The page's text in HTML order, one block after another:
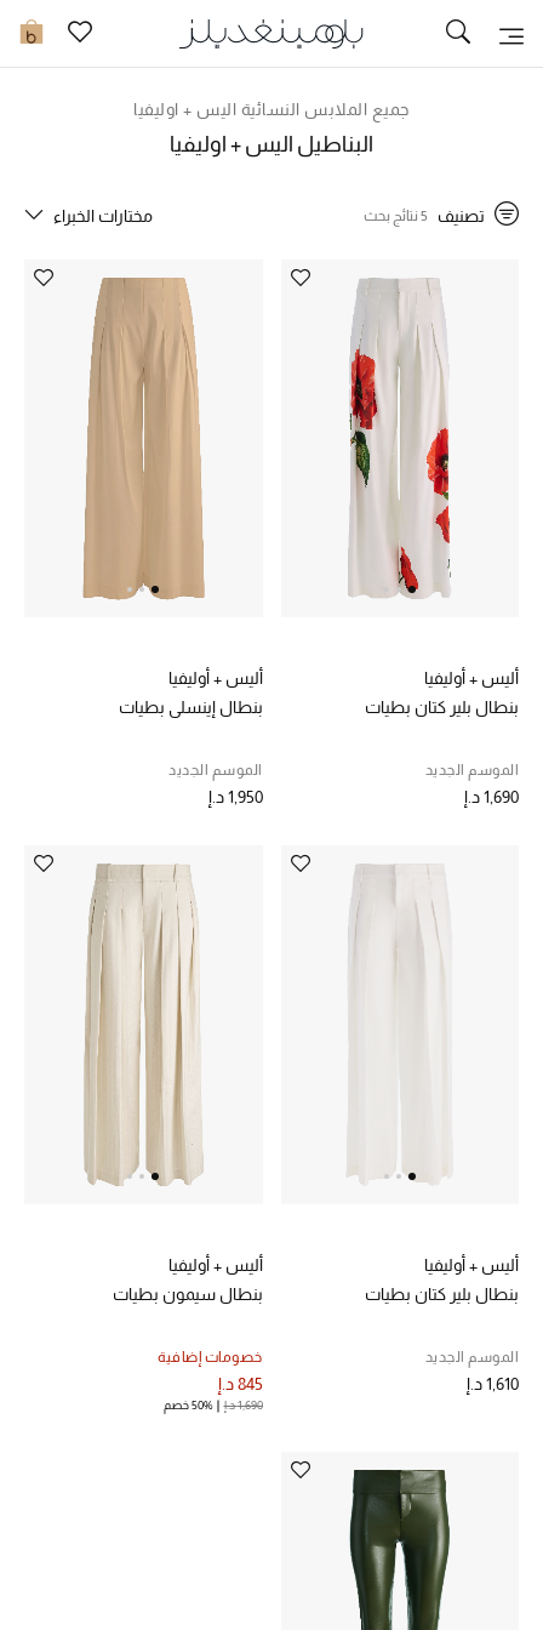
0 تخفيضات
مزيد من التخفيضات
مستلزمات المنزل
ما وصلنا حديثاً
الموسم الجديد
مستلزمات المنزل
نسوقوا أحدث ما وصلنا
النساء
جميع الملابس النسائية اليس + اوليفيا
البناطيل اليس + اوليفيا
تصنيف 5 نتائج بحث مختارات الخبراء
أليس + أوليفيا
بنطال بلير كتان بطيات
الموسم الجديد
1,690 د.إ
أليس + أوليفيا
بنطال إينسلي بطيات
الموسم الجديد
1,950 د.إ
أليس + أوليفيا
بنطال بلير كتان بطيات
الموسم الجديد
1,610 د.إ
أليس + أوليفيا
بنطال سيمون بطيات
خصومات إضافية
845 د.إ
1,690 د.إ 50% خصم